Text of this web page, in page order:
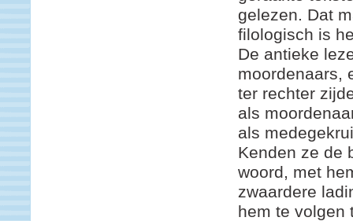
gelezen. Dat
filologisch is
De antieke
moordenaars,
ter rechter
als
als
Kenden ze de
woord, met
zwaardere
hem te volgen